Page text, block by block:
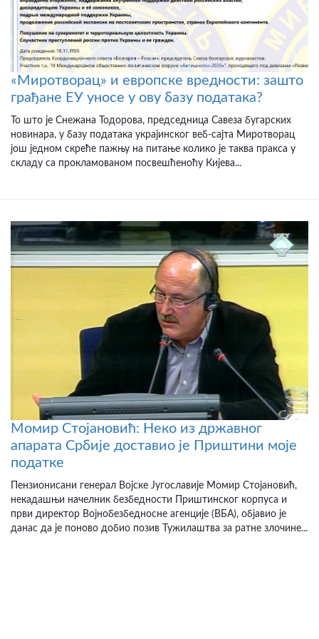
«Миротворац» и европске вредности: зашто
грађане ЕУ уносе у ову базу података?
То што је Снежана Тодорова, председница Савеза бугарских
новинара, у базу података украјинског веб-сајта Миротворац
још једном скреће пажњу на питање колико је таква пракса у
складу са прокламованом посвешћеноћу Кијева...
Момир Стојановић: Неко из државног
апарата Србије доставио је Приштини моје
податке
Пензионисани генерал Војске Југославије Момир Стојановић,
некадашњи начелник безбедности Приштинског корпуса и
први директор Војнобезбедносне агенције (ВБА), објавио је
данас да је поново добио позив Тужилаштва за ратне злочине...